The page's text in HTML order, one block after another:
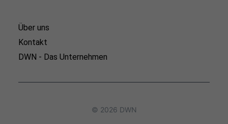
Über uns
Kontakt
DWN - Das Unternehmen
© 2026 DWN